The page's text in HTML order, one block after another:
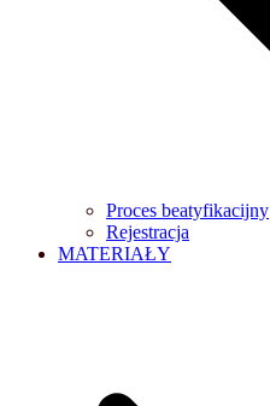
Proces beatyfikacijny
Rejestracja
MATERIAŁY